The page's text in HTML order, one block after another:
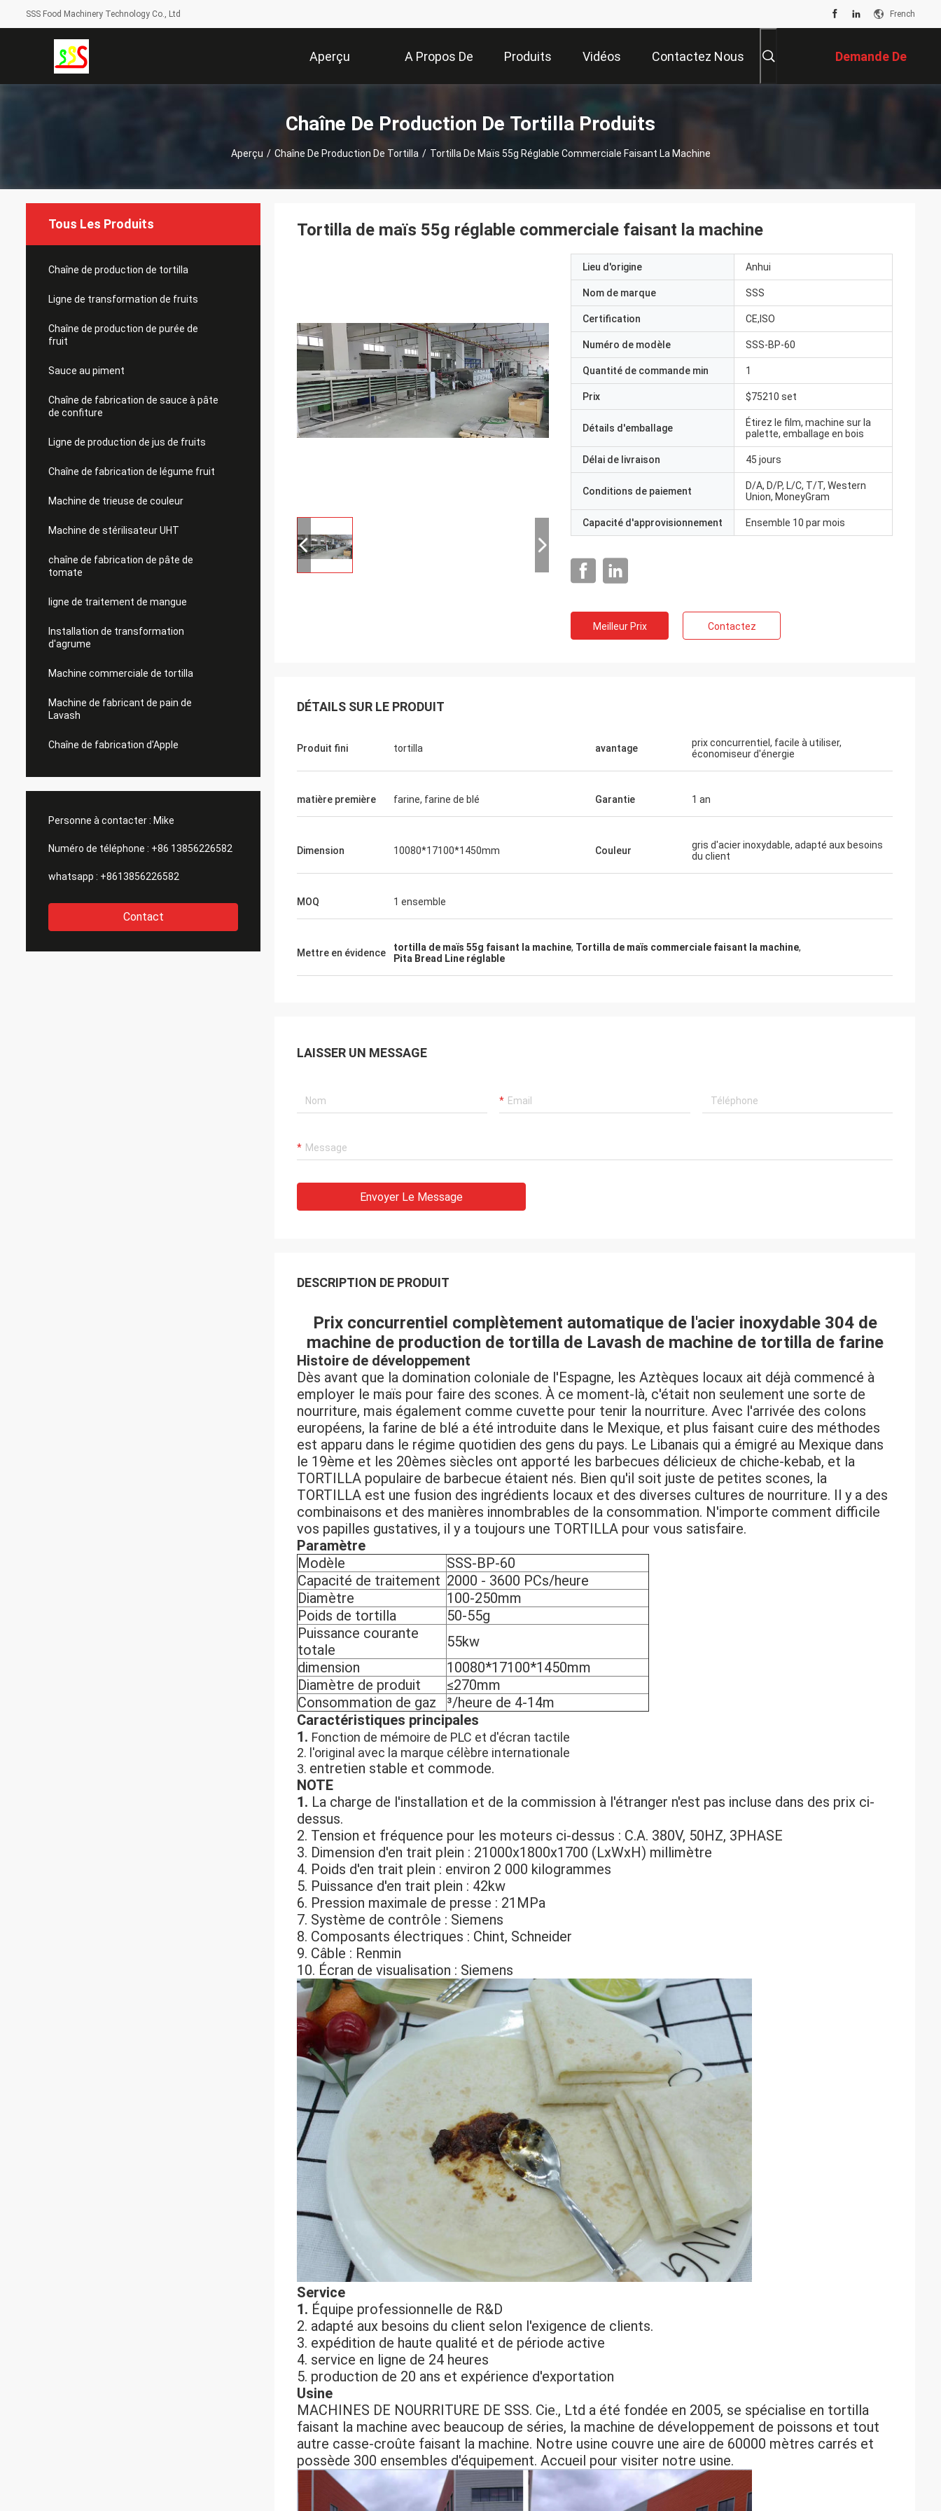
SSS Food Machinery Technology Co., Ltd French
Aperçu A Propos De
Nous
Produits Vidéos Contactez Nous Demande De
Soumission
Chaîne De Production De Tortilla Produits
Aperçu / Chaîne De Production De Tortilla / Tortilla De Maïs 55g Réglable Commerciale Faisant La Machine
Tous Les Produits
Chaîne de production de tortilla
Ligne de transformation de fruits
Chaîne de production de purée de
fruit
Sauce au piment
Chaîne de fabrication de sauce à pâte
de confiture
Ligne de production de jus de fruits
Chaîne de fabrication de légume fruit
Machine de trieuse de couleur
Machine de stérilisateur UHT
chaîne de fabrication de pâte de
tomate
ligne de traitement de mangue
Installation de transformation
d'agrume
Machine commerciale de tortilla
Machine de fabricant de pain de
Lavash
Chaîne de fabrication d'Apple
Personne à contacter : Mike
Numéro de téléphone : +86 13856226582
whatsapp : +8613856226582
Contact
Tortilla de maïs 55g réglable commerciale faisant la machine
Lieu d'origine Anhui
Nom de marque SSS
Certification CE,ISO
Numéro de modèle SSS-BP-60
Quantité de commande min 1
Prix $75210 set
Détails d'emballage
Étirez le film, machine sur la
palette, emballage en bois
Délai de livraison 45 jours
Conditions de paiement
D/A, D/P, L/C, T/T, Western
Union, MoneyGram
Capacité d'approvisionnement Ensemble 10 par mois
Meilleur Prix Contactez
DÉTAILS SUR LE PRODUIT
Produit fini tortilla avantage
prix concurrentiel, facile à utiliser,
économiseur d'énergie
matière première farine, farine de blé Garantie 1 an
Dimension 10080*17100*1450mm Couleur
gris d'acier inoxydable, adapté aux besoins
du client
MOQ 1 ensemble
Mettre en évidence tortilla de maïs 55g faisant la machine, Tortilla de maïs commerciale faisant la machine,
Pita Bread Line réglable
LAISSER UN MESSAGE
Envoyer Le Message
DESCRIPTION DE PRODUIT
Prix concurrentiel complètement automatique de l'acier inoxydable 304 de
machine de production de tortilla de Lavash de machine de tortilla de farine
Histoire de développement
Dès avant que la domination coloniale de l'Espagne, les Aztèques locaux ait déjà commencé à
employer le maïs pour faire des scones. À ce moment-là, c'était non seulement une sorte de
nourriture, mais également comme cuvette pour tenir la nourriture. Avec l'arrivée des colons
européens, la farine de blé a été introduite dans le Mexique, et plus faisant cuire des méthodes
est apparu dans le régime quotidien des gens du pays. Le Libanais qui a émigré au Mexique dans
le 19ème et les 20èmes siècles ont apporté les barbecues délicieux de chiche-kebab, et la
TORTILLA populaire de barbecue étaient nés. Bien qu'il soit juste de petites scones, la
TORTILLA est une fusion des ingrédients locaux et des diverses cultures de nourriture. Il y a des
combinaisons et des manières innombrables de la consommation. N'importe comment difficile
vos papilles gustatives, il y a toujours une TORTILLA pour vous satisfaire.
Paramètre
Modèle
SSS-BP-60
Capacité de traitement 2000 - 3600 PCs/heure
Diamètre
100-250mm
Poids de tortilla
50-55g
Puissance courante
totale
55kw
dimension
10080*17100*1450mm
Diamètre de produit
≤270mm
Consommation de gaz
³/heure de 4-14m
Caractéristiques principales
1. Fonction de mémoire de PLC et d'écran tactile
2. l'original avec la marque célèbre internationale
3. entretien stable et commode.
NOTE
1. La charge de l'installation et de la commission à l'étranger n'est pas incluse dans des prix ci-
dessus.
2. Tension et fréquence pour les moteurs ci-dessus : C.A. 380V, 50HZ, 3PHASE
3. Dimension d'en trait plein : 21000x1800x1700 (LxWxH) millimètre
4. Poids d'en trait plein : environ 2 000 kilogrammes
5. Puissance d'en trait plein : 42kw
6. Pression maximale de presse : 21MPa
7. Système de contrôle : Siemens
8. Composants électriques : Chint, Schneider
9. Câble : Renmin
10. Écran de visualisation : Siemens
Service
1. Équipe professionnelle de R&D
2. adapté aux besoins du client selon l'exigence de clients.
3. expédition de haute qualité et de période active
4. service en ligne de 24 heures
5. production de 20 ans et expérience d'exportation
Usine
MACHINES DE NOURRITURE DE SSS. Cie., Ltd a été fondée en 2005, se spécialise en tortilla
faisant la machine avec beaucoup de séries, la machine de développement de poissons et tout
autre casse-croûte faisant la machine. Notre usine couvre une aire de 60000 mètres carrés et
possède 300 ensembles d'équipement. Accueil pour visiter notre usine.